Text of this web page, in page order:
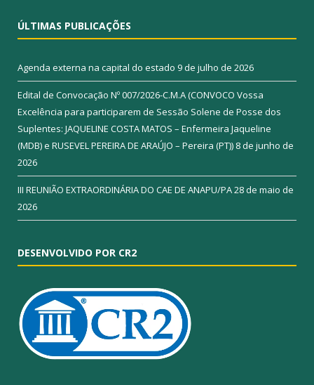
ÚLTIMAS PUBLICAÇÕES
Agenda externa na capital do estado 9 de julho de 2026
Edital de Convocação Nº 007/2026-C.M.A (CONVOCO Vossa
Excelência para participarem de Sessão Solene de Posse dos
Suplentes: JAQUELINE COSTA MATOS – Enfermeira Jaqueline
(MDB) e RUSEVEL PEREIRA DE ARAÚJO – Pereira (PT)) 8 de junho de
2026
III REUNIÃO EXTRAORDINÁRIA DO CAE DE ANAPU/PA28 de maio de
2026
DESENVOLVIDO POR CR2